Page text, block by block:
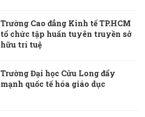
Trường Cao đẳng Kinh tế TP.HCM
tổ chức tập huấn tuyên truyền sở
hữu trí tuệ
Trường Đại học Cửu Long đẩy
mạnh quốc tế hóa giáo dục